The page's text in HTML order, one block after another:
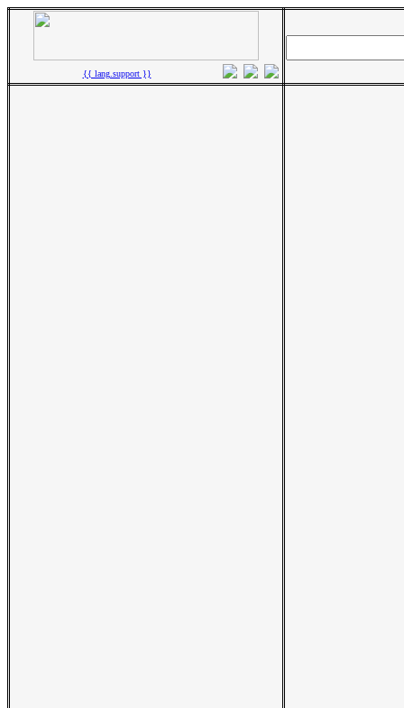
{{ lang.support }}